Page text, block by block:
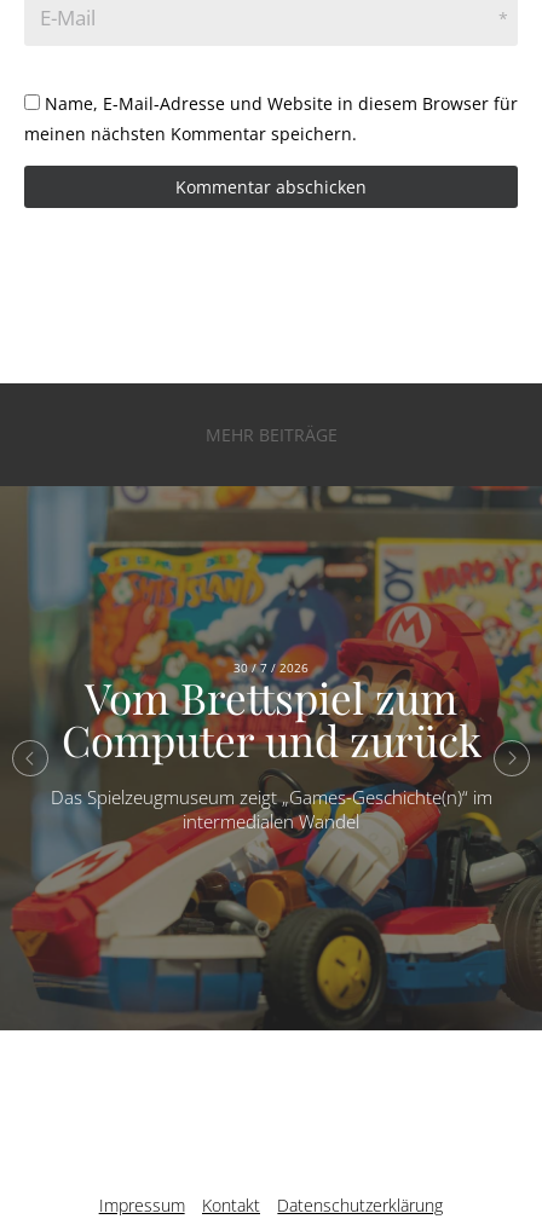
E-Mail *
Name, E-Mail-Adresse und Website in diesem Browser für
meinen nächsten Kommentar speichern.
MEHR BEITRÄGE
30 / 7 / 2026
Vom Brettspiel zum
Computer und zurück
Das Spielzeugmuseum zeigt „Games-Geschichte(n)“ im
intermedialen Wandel
Impressum Kontakt Datenschutzerklärung